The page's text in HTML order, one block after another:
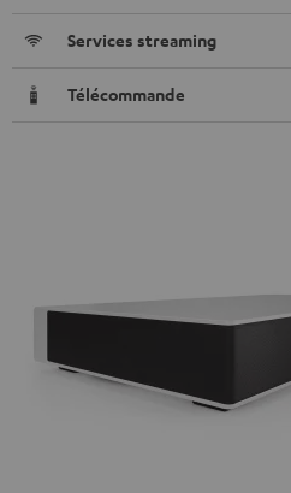
Services streaming
Télécommande